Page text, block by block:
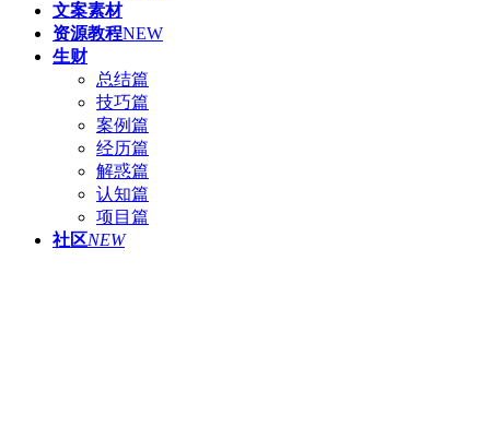
文案素材
资源教程NEW
生财
总结篇
技巧篇
案例篇
经历篇
解惑篇
认知篇
项目篇
社区NEW